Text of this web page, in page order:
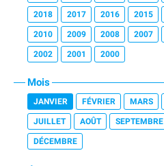
2018 2017 2016 2015
2010 2009 2008 2007
2002 2001 2000
Mois
JANVIER FÉVRIER MARS
JUILLET AOÛT SEPTEMBRE
DÉCEMBRE